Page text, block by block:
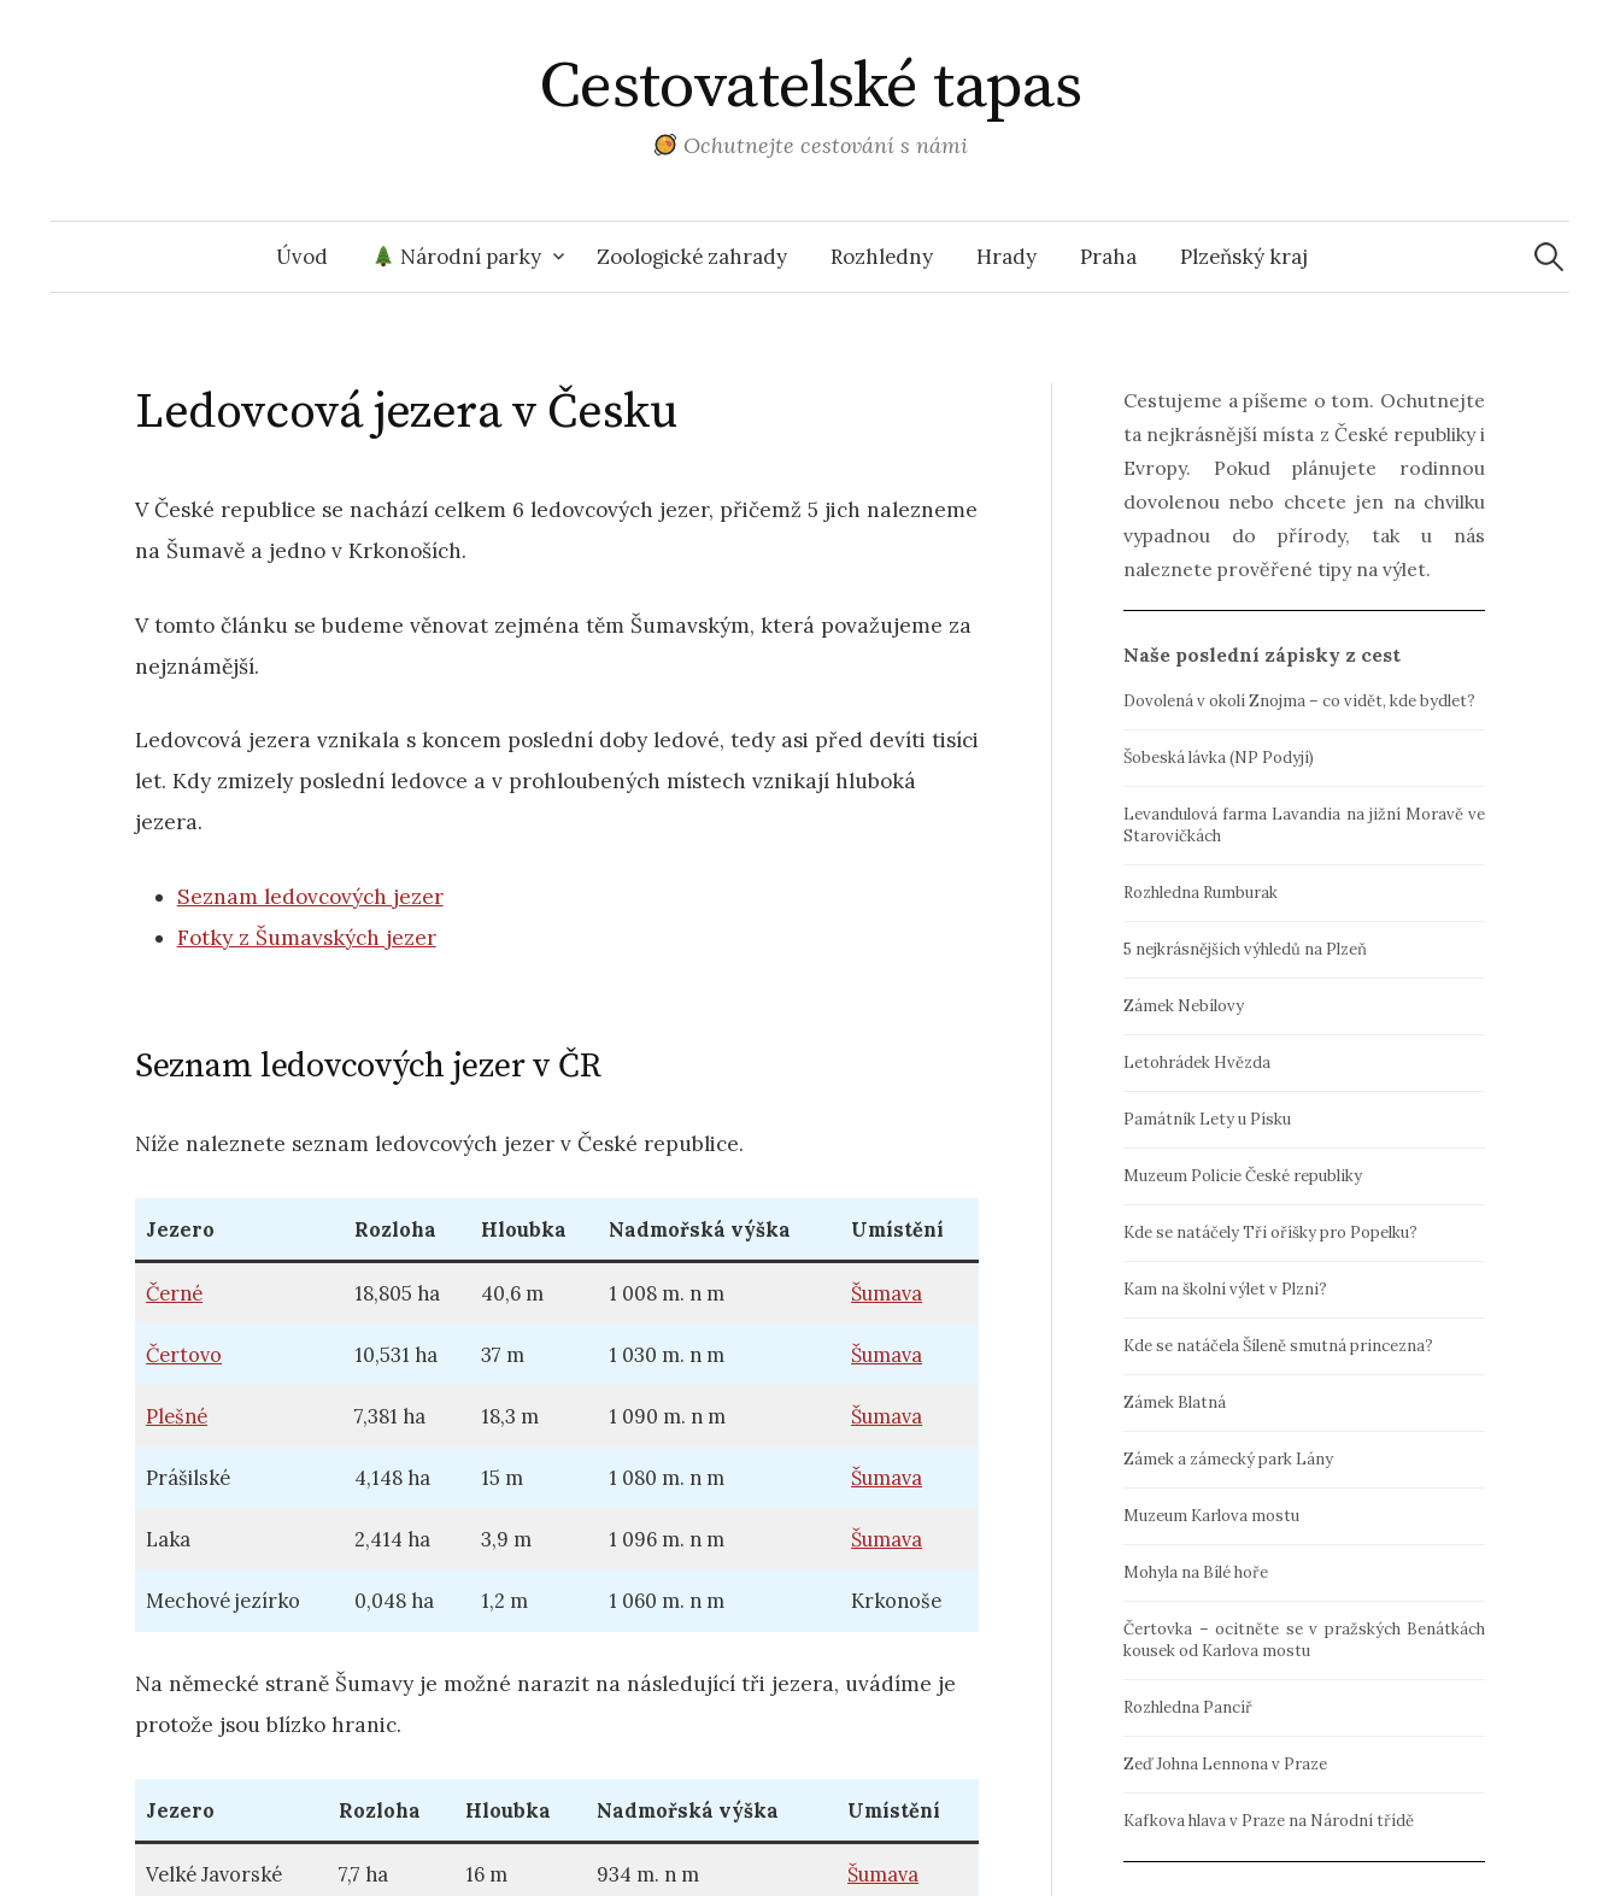
Cestovatelské tapas
Ochutnejte cestování s námi
Úvod Národní parky Zoologické zahrady Rozhledny Hrady Praha Plzeňský kraj
Ledovcová jezera v Česku
V České republice se nachází celkem 6 ledovcových jezer, přičemž 5 jich nalezneme
na Šumavě a jedno v Krkonoších.
V tomto článku se budeme věnovat zejména těm Šumavským, která považujeme za
nejznámější.
Ledovcová jezera vznikala s koncem poslední doby ledové, tedy asi před devíti tisíci
let. Kdy zmizely poslední ledovce a v prohloubených místech vznikají hluboká
jezera.
Seznam ledovcových jezer
Fotky z Šumavských jezer
Seznam ledovcových jezer v ČR
Níže naleznete seznam ledovcových jezer v České republice.
Jezero Rozloha Hloubka Nadmořská výška Umístění
Černé 18,805 ha 40,6 m 1 008 m. n m Šumava
Čertovo 10,531 ha 37 m 1 030 m. n m Šumava
Plešné 7,381 ha 18,3 m 1 090 m. n m Šumava
Prášilské 4,148 ha 15 m 1 080 m. n m Šumava
Laka 2,414 ha 3,9 m 1 096 m. n m Šumava
Mechové jezírko 0,048 ha 1,2 m 1 060 m. n m Krkonoše
Na německé straně Šumavy je možné narazit na následující tři jezera, uvádíme je
protože jsou blízko hranic.
Jezero Rozloha Hloubka Nadmořská výška Umístění
Velké Javorské 7,7 ha 16 m 934 m. n m Šumava
Cestujeme a píšeme o tom. Ochutnejte
ta nejkrásnější místa z České republiky i
Evropy. Pokud plánujete rodinnou
dovolenou nebo chcete jen na chvilku
vypadnou do přírody, tak u nás
naleznete prověřené tipy na výlet.
Naše poslední zápisky z cest
Dovolená v okolí Znojma – co vidět, kde bydlet?
Šobeská lávka (NP Podyjí)
Levandulová farma Lavandia na jižní Moravě ve
Starovičkách
Rozhledna Rumburak
5 nejkrásnějších výhledů na Plzeň
Zámek Nebílovy
Letohrádek Hvězda
Památník Lety u Písku
Muzeum Policie České republiky
Kde se natáčely Tři oříšky pro Popelku?
Kam na školní výlet v Plzni?
Kde se natáčela Šíleně smutná princezna?
Zámek Blatná
Zámek a zámecký park Lány
Muzeum Karlova mostu
Mohyla na Bílé hoře
Čertovka – ocitněte se v pražských Benátkách
kousek od Karlova mostu
Rozhledna Pancíř
Zeď Johna Lennona v Praze
Kafkova hlava v Praze na Národní třídě